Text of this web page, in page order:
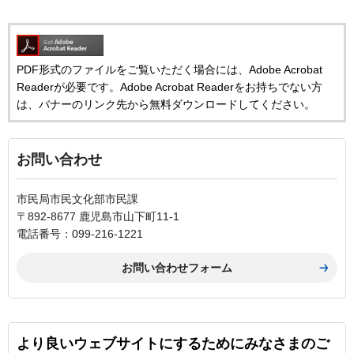
PDF形式のファイルをご覧いただく場合には、Adobe Acrobat
Readerが必要です。Adobe Acrobat Readerをお持ちでない方
は、バナーのリンク先から無料ダウンロードしてください。
お問い合わせ
市民局市民文化部市民課
〒892-8677 鹿児島市山下町11-1
電話番号：099-216-1221
より良いウェブサイトにするためにみなさまのご